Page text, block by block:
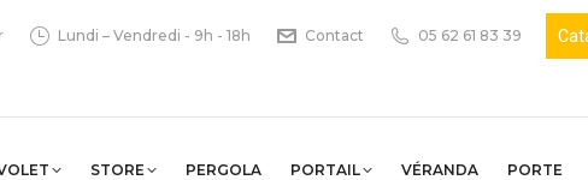
Lundi – Vendredi - 9h - 18h Contact 05 62 61 83 39
STORE PERGOLA PORTAIL VÉRANDA PORTE